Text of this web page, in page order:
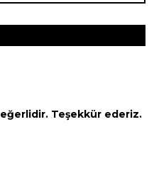
Teşekkür ederiz.